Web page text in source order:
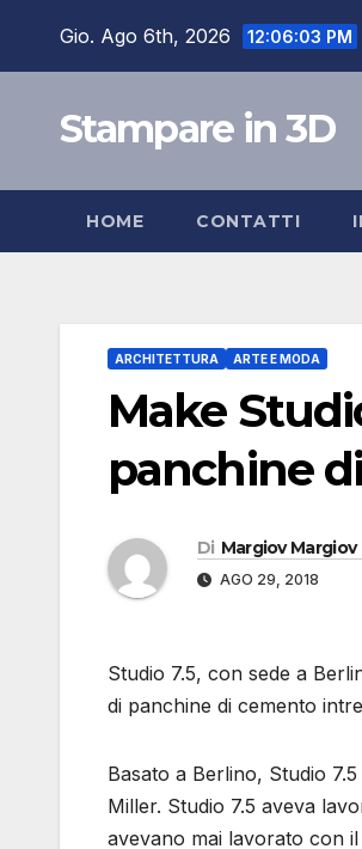
Gio. Ago 6th, 2026 12:06:04 PM
Stampare in 3D
HOME CONTATTI
ARCHITETTURA ARTE E MODA
Make
panchine
Di Margiov Margiov
AGO 29, 2018
Studio 7.5, con sede a
di panchine di cemento
Basato a Berlino, Studio
Miller. Studio 7.5 aveva
avevano mai lavorato con